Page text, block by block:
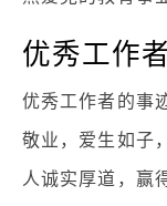
优秀工作
优秀工作者的事
敬业，爱生如子
人诚实厚道，赢